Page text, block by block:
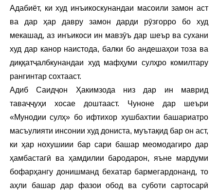
Адабиёт, ки худ инъикоскунандаи масоили замон аст
ва дар ҳар давру замон дарди рӯзгорро бо худ
мекашад, аз инъикоси ин мавзӯъ дар шеър ва сухани
худ дар канор наистода, балки бо андешаҳои тоза ва
диққатҷалбкунандаи худ мафҳуми сулҳро комилтару
рангинтар сохтааст.
Адиб Саидҷон Ҳакимзода низ дар ин маврид
таваҷҷуҳи хосае доштааст. Чуноне дар шеъри
«Мунодии сулҳ» бо ифтихор хушбахтии башариатро
масъулияти инсонии худ дониста, муътақид бар он аст,
ки ҳар нохушиии бар сари башар меомодагиро дар
ҳамбастагӣ ва ҳамдилии бародарон, яъне мардуми
бофарҳангу донишманд бехатар бармегардонанд, то
аҳли башар дар фазои обод ва суботи сартосарӣ